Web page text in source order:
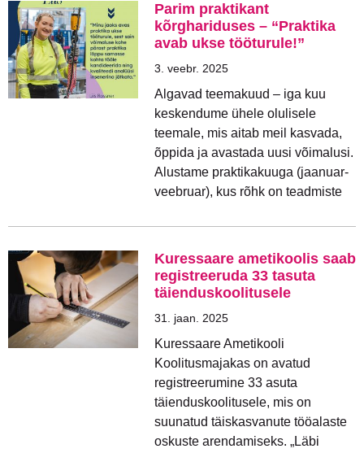
Parim praktikant
kõrghariduses – “Praktika
avab ukse tööturule!”
3. veebr. 2025
Algavad teemakuud – iga kuu
keskendume ühele olulisele
teemale, mis aitab meil kasvada,
õppida ja avastada uusi võimalusi.
Alustame praktikakuuga (jaanuar-
veebruar), kus rõhk on teadmiste
Kuressaare ametikoolis saab
registreeruda 33 tasuta
täienduskoolitusele
31. jaan. 2025
Kuressaare Ametikooli
Koolitusmajakas on avatud
registreerumine 33 asuta
täienduskoolitusele, mis on
suunatud täiskasvanute tööalaste
oskuste arendamiseks. „Läbi